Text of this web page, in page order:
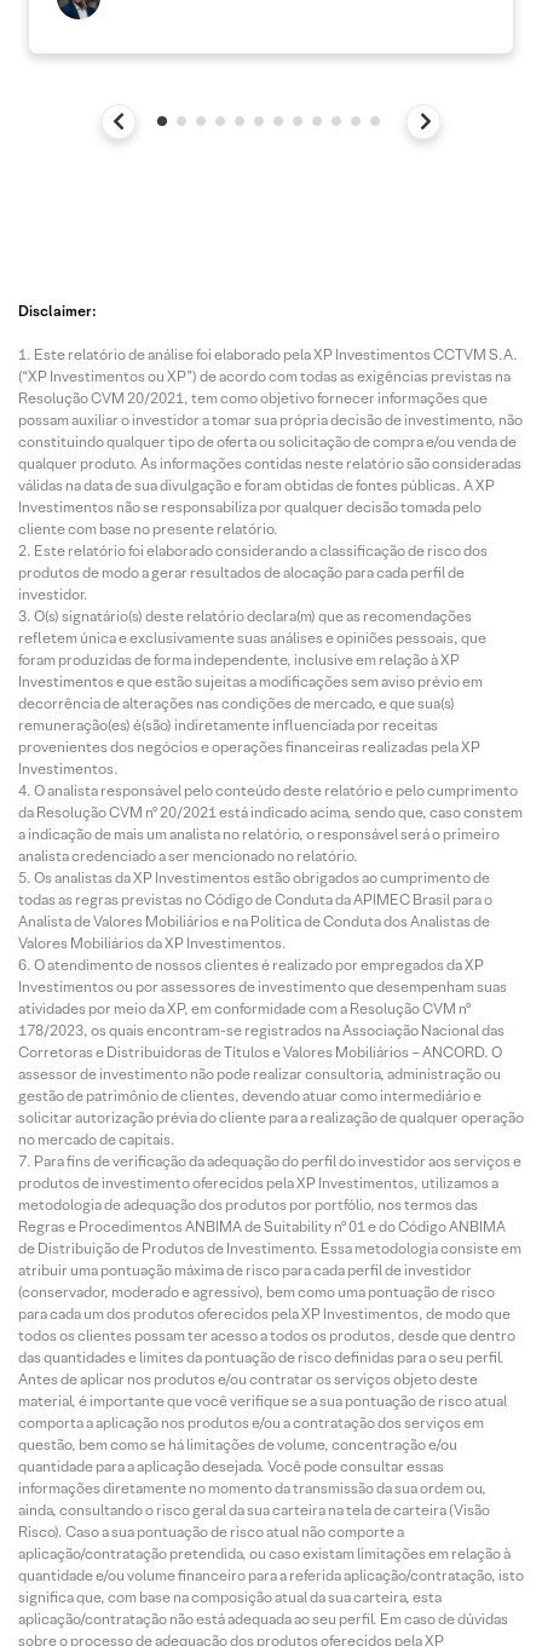
Disclaimer:
Este relatório de análise foi elaborado pela XP Investimentos CCTVM S.A.
(“XP Investimentos ou XP”) de acordo com todas as exigências previstas na
Resolução CVM 20/2021, tem como objetivo fornecer informações que
possam auxiliar o investidor a tomar sua própria decisão de investimento, não
constituindo qualquer tipo de oferta ou solicitação de compra e/ou venda de
qualquer produto. As informações contidas neste relatório são consideradas
válidas na data de sua divulgação e foram obtidas de fontes públicas. A XP
Investimentos não se responsabiliza por qualquer decisão tomada pelo
cliente com base no presente relatório.
Este relatório foi elaborado considerando a classificação de risco dos
produtos de modo a gerar resultados de alocação para cada perfil de
investidor.
O(s) signatário(s) deste relatório declara(m) que as recomendações
refletem única e exclusivamente suas análises e opiniões pessoais, que
foram produzidas de forma independente, inclusive em relação à XP
Investimentos e que estão sujeitas a modificações sem aviso prévio em
decorrência de alterações nas condições de mercado, e que sua(s)
remuneração(es) é(são) indiretamente influenciada por receitas
provenientes dos negócios e operações financeiras realizadas pela XP
Investimentos.
O analista responsável pelo conteúdo deste relatório e pelo cumprimento
da Resolução CVM nº 20/2021 está indicado acima, sendo que, caso constem
a indicação de mais um analista no relatório, o responsável será o primeiro
analista credenciado a ser mencionado no relatório.
Os analistas da XP Investimentos estão obrigados ao cumprimento de
todas as regras previstas no Código de Conduta da APIMEC Brasil para o
Analista de Valores Mobiliários e na Política de Conduta dos Analistas de
Valores Mobiliários da XP Investimentos.
O atendimento de nossos clientes é realizado por empregados da XP
Investimentos ou por assessores de investimento que desempenham suas
atividades por meio da XP, em conformidade com a Resolução CVM nº
178/2023, os quais encontram-se registrados na Associação Nacional das
Corretoras e Distribuidoras de Títulos e Valores Mobiliários – ANCORD. O
assessor de investimento não pode realizar consultoria, administração ou
gestão de patrimônio de clientes, devendo atuar como intermediário e
solicitar autorização prévia do cliente para a realização de qualquer operação
no mercado de capitais.
Para fins de verificação da adequação do perfil do investidor aos serviços e
produtos de investimento oferecidos pela XP Investimentos, utilizamos a
metodologia de adequação dos produtos por portfólio, nos termos das
Regras e Procedimentos ANBIMA de Suitability nº 01 e do Código ANBIMA
de Distribuição de Produtos de Investimento. Essa metodologia consiste em
atribuir uma pontuação máxima de risco para cada perfil de investidor
(conservador, moderado e agressivo), bem como uma pontuação de risco
para cada um dos produtos oferecidos pela XP Investimentos, de modo que
todos os clientes possam ter acesso a todos os produtos, desde que dentro
das quantidades e limites da pontuação de risco definidas para o seu perfil.
Antes de aplicar nos produtos e/ou contratar os serviços objeto deste
material, é importante que você verifique se a sua pontuação de risco atual
comporta a aplicação nos produtos e/ou a contratação dos serviços em
questão, bem como se há limitações de volume, concentração e/ou
quantidade para a aplicação desejada. Você pode consultar essas
informações diretamente no momento da transmissão da sua ordem ou,
ainda, consultando o risco geral da sua carteira na tela de carteira (Visão
Risco). Caso a sua pontuação de risco atual não comporte a
aplicação/contratação pretendida, ou caso existam limitações em relação à
quantidade e/ou volume financeiro para a referida aplicação/contratação, isto
significa que, com base na composição atual da sua carteira, esta
aplicação/contratação não está adequada ao seu perfil. Em caso de dúvidas
sobre o processo de adequação dos produtos oferecidos pela XP